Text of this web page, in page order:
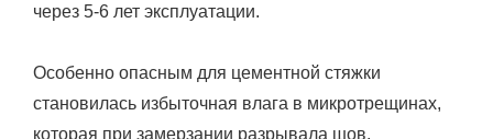
через 5-6 лет эксплуатации.
Особенно опасным для цементной стяжки
становилась избыточная влага в микротрещинах,
которая при замерзании разрывала шов.